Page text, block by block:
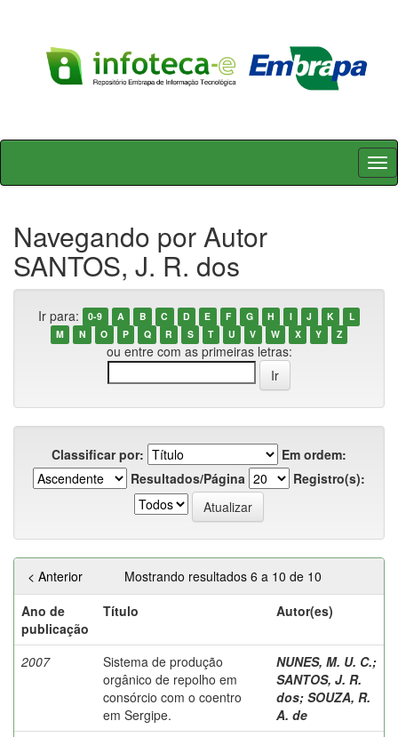
Skip
Navegando por Autor
SANTOS, J. R. dos
Ir para: 0-9 A B C D E F G H I J K
L
M
N O P Q R S T U V W X Y Z
ou entre com as primeiras letras:
Classificar por:
Em ordem:
Resultados/Página
Registro(s):
Mostrando resultados 6 a 10 de 10
< Anterior
Ano de
publicação
Título Autor(es)
2007
Sistema de produção
orgânico de repolho em
consórcio com o coentro
em Sergipe.
NUNES, M. U. C.;
SANTOS, J. R.
dos; SOUZA, R.
A. de